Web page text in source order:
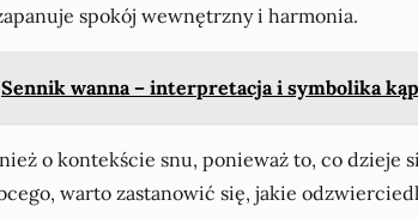
spokój wewnętrzny i harmonia.
Sennik wanna – interpretacja i symbolika
o kontekście snu, ponieważ to, co dzieje
warto zastanowić się, jakie